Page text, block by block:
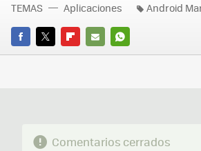
FACEBOOK
TWITTERFLIPBOARD
E-
WHATSAPP
TEMAS Aplicaciones Android
Comentarios cerrados